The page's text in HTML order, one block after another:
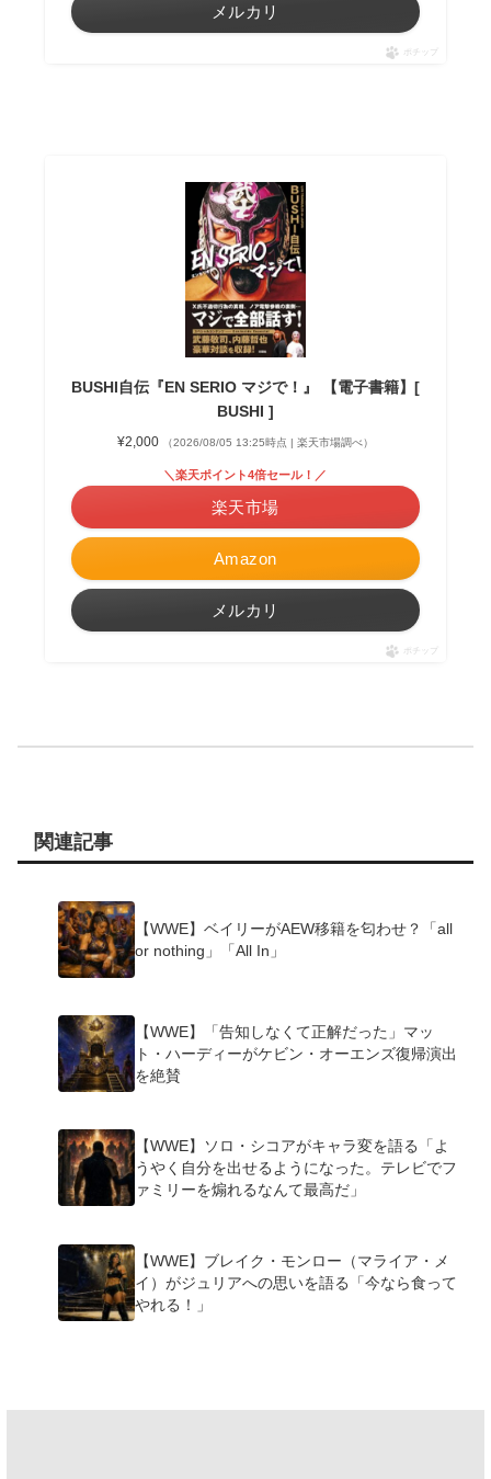
メルカリ
ポチップ
BUSHI自伝『EN SERIO マジで！』 【電子書籍】[
BUSHI ]
¥2,000 （2026/08/05 13:25時点 | 楽天市場調べ）
Amazon
＼楽天ポイント4倍セール！／
楽天市場
メルカリ
ポチップ
関連記事
【WWE】ベイリーがAEW移籍を匂わせ？「all
or nothing」「All In」
【WWE】「告知しなくて正解だった」マッ
ト・ハーディーがケビン・オーエンズ復帰演出
を絶賛
【WWE】ソロ・シコアがキャラ変を語る「よ
うやく自分を出せるようになった。テレビでフ
ァミリーを煽れるなんて最高だ」
【WWE】ブレイク・モンロー（マライア・メ
イ）がジュリアへの思いを語る「今なら食って
やれる！」